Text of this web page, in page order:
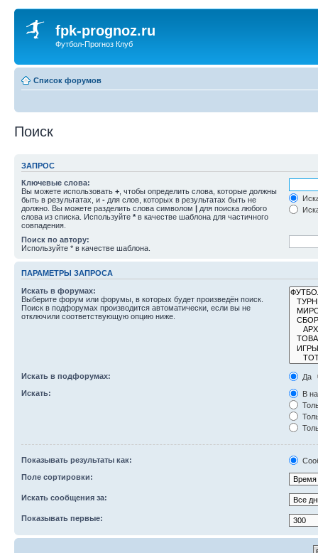
fpk-prognoz.ru
Футбол-Прогноз Клуб
Список форумов
Поиск
ЗАПРОС
Ключевые слова:
Вы можете использовать + , чтобы определить слова, которые должны
быть в результатах, и - для слов, которых в результатах быть не
должно. Вы можете разделить слова символом | для поиска любого
слова из списка. Используйте * в качестве шаблона для частичного
совпадения.
Поиск по автору:
Используйте * в качестве шаблона.
ПАРАМЕТРЫ ЗАПРОСА
Искать в форумах:
Выберите форум или форумы, в которых будет произведён поиск.
Поиск в подфорумах производится автоматически, если вы не
отключили соответствующую опцию ниже.
Искать в подфорумах:
Да
Искать:
В
Показывать результаты как:
Поле сортировки:
Искать сообщения за:
Показывать первые: